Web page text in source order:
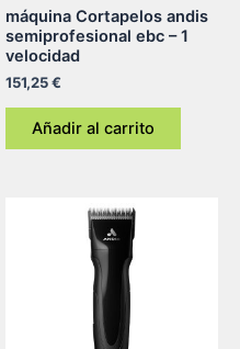
máquina Cortapelos andis
semiprofesional ebc – 1
velocidad
151,25€
Añadir al carrito